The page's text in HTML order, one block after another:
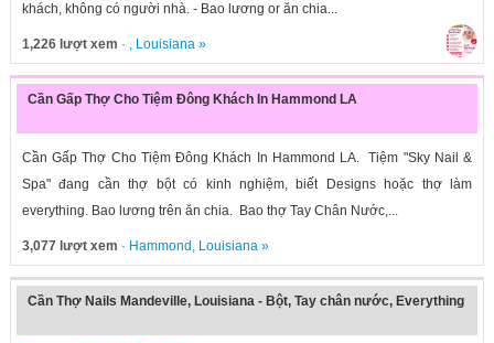
khách, không có người nhà. - Bao lương or ăn chia...
1,226 lượt xem · , Louisiana»
Cần Gấp Thợ Cho Tiệm Đông Khách In Hammond LA
Cần Gấp Thợ Cho Tiệm Đông Khách In Hammond LA. Tiệm "Sky Nail &
Spa" đang cần thợ bột có kinh nghiệm, biết Designs hoặc thợ làm
everything. Bao lương trên ăn chia. Bao thợ Tay Chân Nước,...
3,077 lượt xem · Hammond , Louisiana»
Cần Thợ Nails Mandeville, Louisiana - Bột, Tay chân nước, Everything